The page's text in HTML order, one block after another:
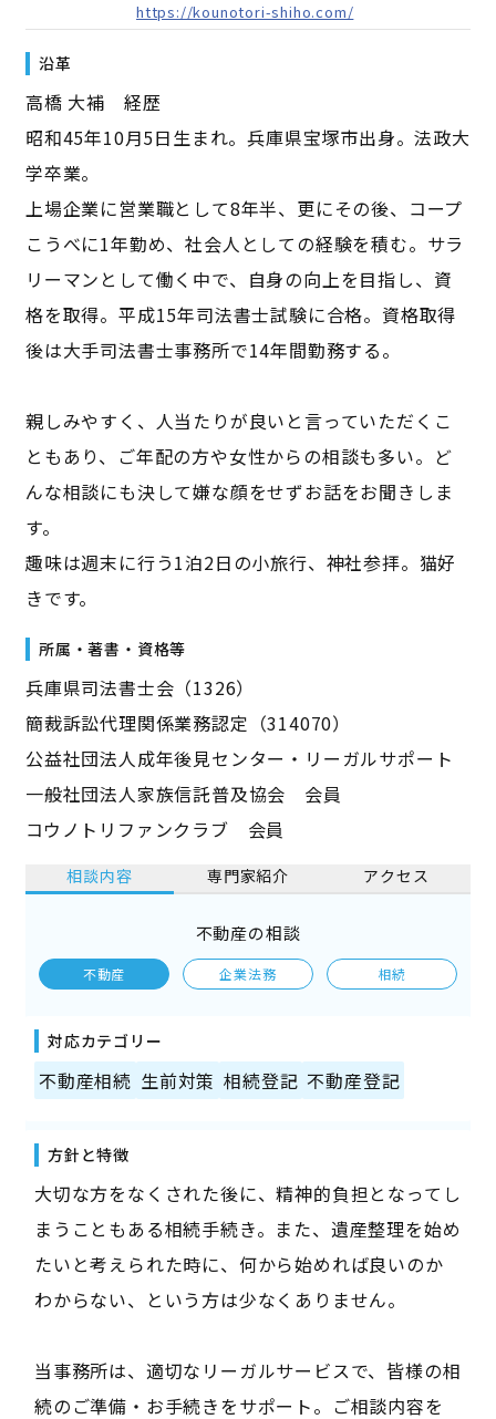
https://kounotori-shiho.com/
沿革
高橋 大補 経歴
昭和45年10月5日生まれ。兵庫県宝塚市出身。法政大
学卒業。
上場企業に営業職として8年半、更にその後、コープ
こうべに1年勤め、社会人としての経験を積む。サラ
リーマンとして働く中で、自身の向上を目指し、資
格を取得。平成15年司法書士試験に合格。資格取得
後は大手司法書士事務所で14年間勤務する。
親しみやすく、人当たりが良いと言っていただくこ
ともあり、ご年配の方や女性からの相談も多い。ど
んな相談にも決して嫌な顔をせずお話をお聞きしま
す。
趣味は週末に行う1泊2日の小旅行、神社参拝。猫好
きです。
所属・著書・資格等
兵庫県司法書士会（1326）
簡裁訴訟代理関係業務認定（314070）
公益社団法人成年後見センター・リーガルサポート
一般社団法人家族信託普及協会 会員
コウノトリファンクラブ 会員
相談内容 専門家紹介 アクセス
不動産の相談
不動産 企業法務 相続
対応カテゴリー
不動産相続 生前対策 相続登記 不動産登記
方針と特徴
大切な方をなくされた後に、精神的負担となってし
まうこともある相続手続き。また、遺産整理を始め
たいと考えられた時に、何から始めれば良いのか
わからない、という方は少なくありません。
当事務所は、適切なリーガルサービスで、皆様の相
続のご準備・お手続きをサポート。ご相談内容を